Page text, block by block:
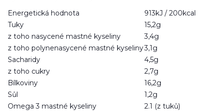
Energetická hodnota
913kJ / 200kcal
Tuky
15,2g
z toho nasycené mastné kyseliny
3,4g
z toho polynenasycené mastné kyseliny3,1g
Sacharidy
4,5g
z toho cukry
2,7g
Bílkoviny
16,2g
Sůl
1,2g
Omega 3 mastné kyseliny
2.1 (z tuků)